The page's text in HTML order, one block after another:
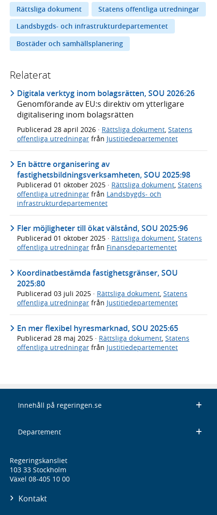
Rättsliga dokument
Statens offentliga utredningar
Landsbygds- och infrastrukturdepartementet
Bostäder och samhällsplanering
Relaterat
Digitala verktyg inom bolagsrätten, SOU 2026:26
Genomförande av EU:s direktiv om ytterligare
digitalisering inom bolagsrätten
Publicerad 28 april 2026 · Rättsliga dokument, Statens
offentliga utredningar från Justitiedepartementet
En bättre organisering av
fastighetsbildningsverksamheten, SOU 2025:98
Publicerad 01 oktober 2025 · Rättsliga dokument Statens
offentliga utredningar från Landsbygds- och
infrastrukturdepartementet
Fler möjligheter till ökat välstånd, SOU 2025:96
Publicerad 01 oktober 2025 · Rättsliga dokument, Statens
offentliga utredningar från Finansdepartementet
Koordinatbestämda fastighetsgränser, SOU
2025:80
Publicerad 03 juli 2025 · Rättsliga dokument, Statens
offentliga utredningar från Justitiedepartementet
En mer flexibel hyresmarknad, SOU 2025:65
Publicerad 28 maj 2025 · Rättsliga dokument Statens
offentliga utredningar från Justitiedepartementet
Innehåll på regeringen.se
Departement
Regeringskansliet
103 33 Stockholm
Växel 08-405 10 00
Kontakt